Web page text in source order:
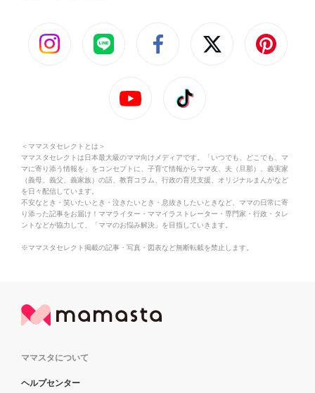
＜ママスタセレクトとは＞
ママスタセレクトは日本最大級のママ向けメディアです。「いつでも、どこでも、マ
マに寄り添う情報を」をコンセプトに、子育て情報からママ友、夫（旦那）、義実家
（義母、義父、義家族）の話、教育コラム、行政の育児支援、オリジナルまんがなど
を日々配信しています。
不安なとき・笑いたいとき・泣きたいとき・息抜きしたいときなど、ママの日常に寄
り添った記事をお届け！ママライター・ママイラストレーター・専門家・行政・タレ
ントなどが協力して、「ママのお悩み解決」を目指していきます。
※ママスタセレクト掲載の記事・写真・図表など無断転載を禁止します。
ママスタについて
ヘルプセンター